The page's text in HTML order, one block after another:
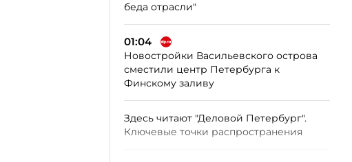
беда отрасли"
01:04
Новостройки Васильевского острова
сместили центр Петербурга к
Финскому заливу
Здесь читают "Деловой Петербург".
Ключевые точки распространения